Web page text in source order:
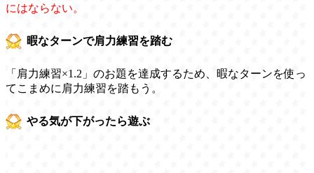
にはならない。
暇なターンで肩力練習を踏む
「肩力練習×1.2」のお題を達成するため、暇なターンを使っ
てこまめに肩力練習を踏もう。
やる気が下がったら遊ぶ